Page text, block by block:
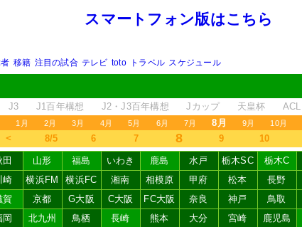
スマートフォン版はこちら
移籍 注目の試合 テレビ toto トラベル スケジュール
J3 J1百年構想 J2・J3百年構想 Jカップ 天皇杯 ACL
1月 2月 3月 4月 5月 6月 7月 8月 9月 10月
＜ 8/5 6 7 8 9 10
田 山形 福島 いわき 鹿島 水戸 栃木SC 栃木C
崎 横浜FM 横浜FC 湘南 相模原 甲府 松本 長野
賀 京都 G大阪 C大阪 FC大阪 奈良 神戸 鳥取
岡 北九州 鳥栖 長崎 熊本 大分 宮崎 鹿児島